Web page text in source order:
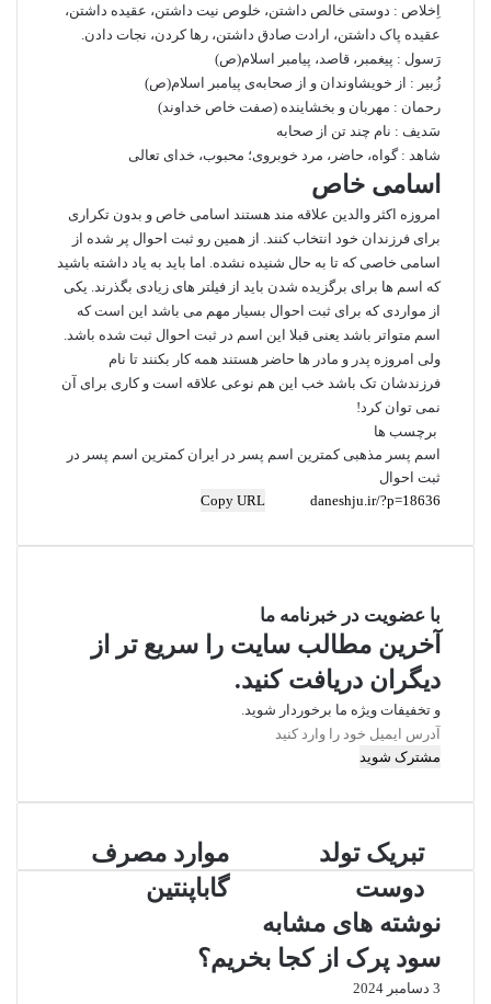
اِخلاص : دوستی خالص داشتن، خلوص نیت داشتن، عقیده داشتن،
عقیده پاک داشتن، ارادت صادق داشتن، رها کردن، نجات دادن.
رَسول : پیغمبر، قاصد، پیامبر اسلام(ص)
زُبیر : از خویشاوندان و از صحابه‌ی پیامبر اسلام(ص)
رحمان : مهربان و بخشاینده (صفت خاص خداوند)
سَدیف : نام چند تن از صحابه
شاهد : گواه، حاضر، مرد خوبروی؛ محبوب، خدای تعالی
اسامی خاص
امروزه اکثر والدین علاقه مند هستند اسامی خاص و بدون تکراری
برای فرزندان خود انتخاب کنند. از همین رو ثبت احوال پر شده از
اسامی خاصی که تا به حال شنیده نشده. اما باید به یاد داشته باشید
که اسم ها برای برگزیده شدن باید از فیلتر های زیادی بگذرند. یکی
از مواردی که برای ثبت احوال بسیار مهم می باشد این است که
اسم متواتر باشد یعنی قبلا این اسم در ثبت احوال ثبت شده باشد.
ولی امروزه پدر و مادر ها حاضر هستند همه کار بکنند تا نام
فرزندشان تک باشد خب این هم نوعی علاقه است و کاری برای آن
نمی توان کرد!
برچسب ها
اسم پسر مذهبی کمترین اسم پسر در ایران کمترین اسم پسر در
ثبت احوال
Copy URL
با عضویت در خبرنامه ما
آخرین مطالب سایت را سریع تر از
دیگران دریافت کنید.
و تخفیفات ویژه ما برخوردار شوید.
آدرس
ایمیل
را
کنید
موارد
مصرف
گاباپنتین
موارد مصرف
گاباپنتین
تبریک
تولد
دوست
تبریک تولد
دوست
نوشته های مشابه
سود پرک از کجا بخریم؟
3 دسامبر 2024